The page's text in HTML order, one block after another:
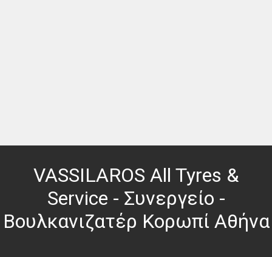
VASSILAROS All Tyres &
Service - Συνεργείο -
Βουλκανιζατέρ Κορωπί Αθήνα